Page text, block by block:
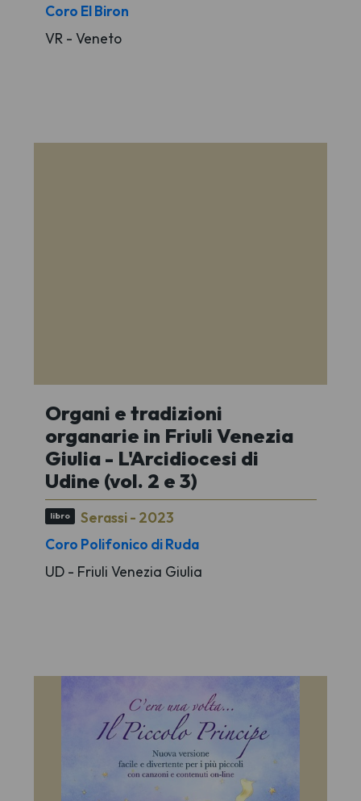
Coro El Biron
VR - Veneto
Organi e tradizioni
organarie in Friuli Venezia
Giulia - L'Arcidiocesi di
Udine (vol. 2 e 3)
libro
Serassi - 2023
Coro Polifonico di Ruda
UD - Friuli Venezia Giulia